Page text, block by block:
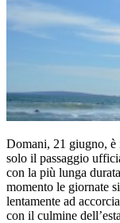
Domani, 21 giugno, è
solo il passaggio
con la più lunga
momento le giornate
lentamente ad
con il culmine